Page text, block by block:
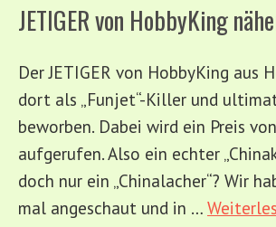
JETIGER von HobbyKing
Der JETIGER von HobbyKing aus
dort als „Funjet“-Killer und
beworben. Dabei wird ein Preis
aufgerufen. Also ein echter
doch nur ein „Chinalacher“? Wir
mal angeschaut und in …